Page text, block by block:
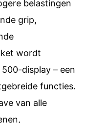
belastingen
grip,
wordt
display – een
functies.
van alle